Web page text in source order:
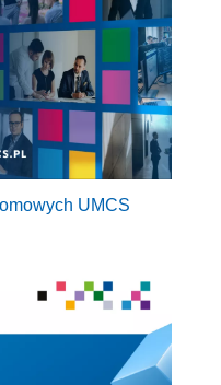
UMCS